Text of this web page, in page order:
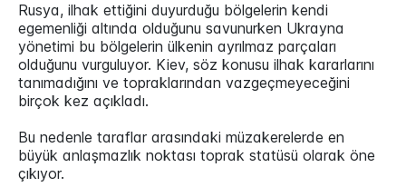
Rusya, ilhak ettiğini duyurduğu bölgelerin kendi
egemenliği altında olduğunu savunurken Ukrayna
yönetimi bu bölgelerin ülkenin ayrılmaz parçaları
olduğunu vurguluyor. Kiev, söz konusu ilhak kararlarını
tanımadığını ve topraklarından vazgeçmeyeceğini
birçok kez açıkladı.
Bu nedenle taraflar arasındaki müzakerelerde en
büyük anlaşmazlık noktası toprak statüsü olarak öne
çıkıyor.